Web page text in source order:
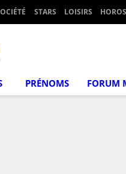
STARS LOISIRS
PRÉNOMS FORUM